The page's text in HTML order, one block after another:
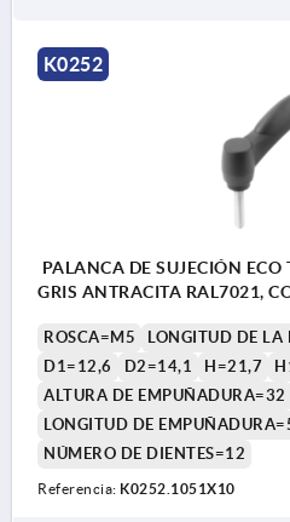
K0252
PALANCA DE SUJECIÓN
GRIS ANTRACITA RAL7021,
ROSCA=M5 LONGITUD DE LA
D1=12,6
D2=14,1 H=21,7
ALTURA DE EMPUÑADURA=32
LONGITUD DE
NÚMERO DE DIENTES=12
Referencia: K0252.1051X10